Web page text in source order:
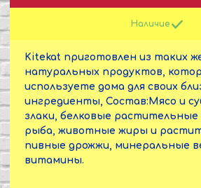
Наличие
Kitekat приготовлен из таких
натуральных продуктов,
используете дома для своих
ингредиенты, Состав:Мясо и
злаки, белковые
рыба, животные жиры и
пивные дрожжи, минеральные
витамины.